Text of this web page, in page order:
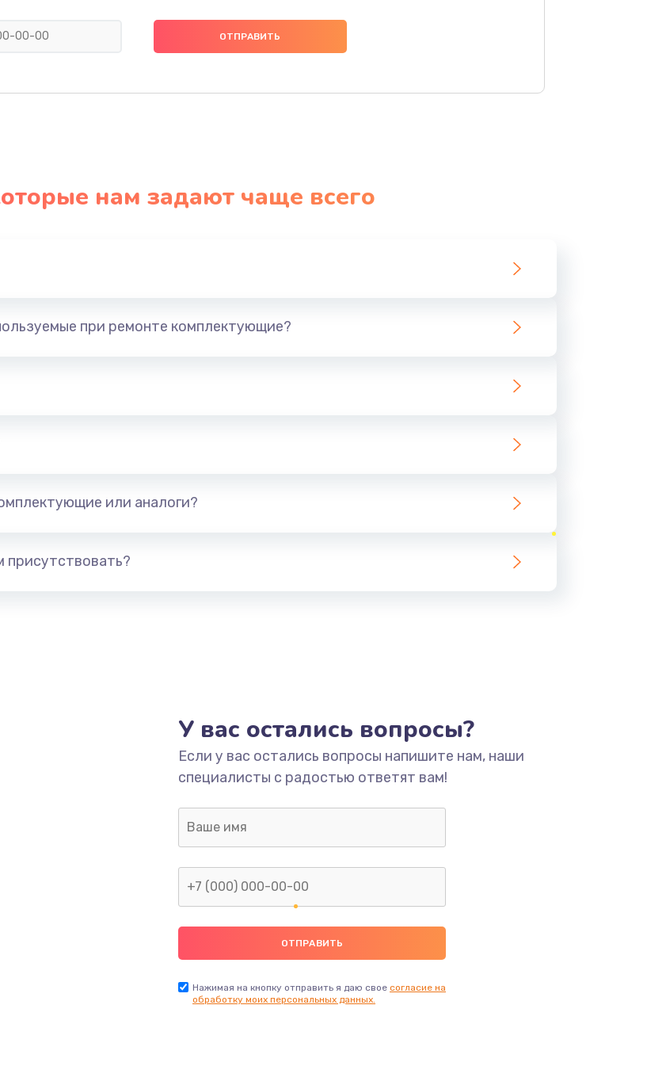
нам задают чаще всего
при ремонте комплектующие?
или аналоги?
У вас остались вопросы?
Если у вас остались вопросы напишите нам, наши
специалисты с радостью ответят вам!
Нажимая на кнопку отправить я даю свое согласие на
обработку моих персональных данных.